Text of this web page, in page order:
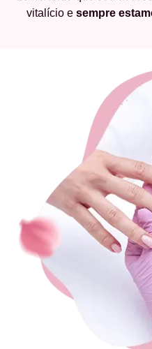
vitalício e sempre